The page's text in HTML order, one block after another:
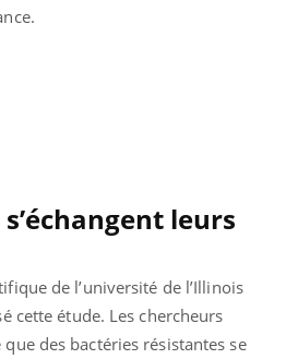
leurs
de l’université de l’Illinois
cette étude. Les chercheurs
des bactéries résistantes se